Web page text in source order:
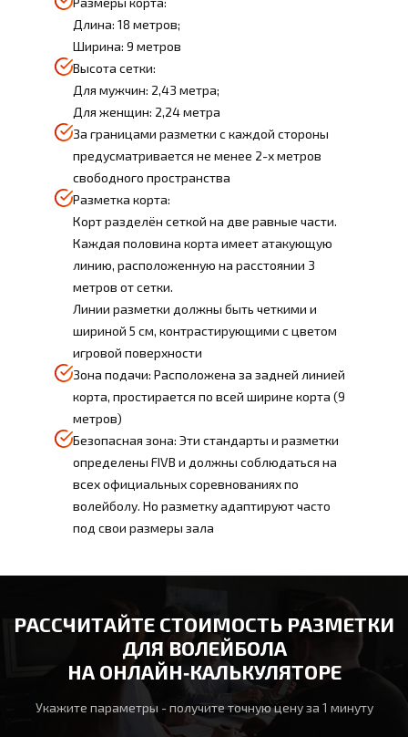
Длина: 18 метров;
Ширина: 9 метров
Высота сетки:
Для мужчин: 2,43 метра;
Для женщин: 2,24 метра
За границами разметки с каждой стороны
предусматривается не менее 2-х метров
свободного пространства
Разметка корта:
Корт разделён сеткой на две равные части.
Каждая половина корта имеет атакующую
линию, расположенную на расстоянии 3
метров от сетки.
Линии разметки должны быть четкими и
шириной 5 см, контрастирующими с цветом
игровой поверхности
Зона подачи: Расположена за задней линией
корта, простирается по всей ширине корта (9
метров)
Безопасная зона: Эти стандарты и разметки
определены FIVB и должны соблюдаться на
всех официальных соревнованиях по
волейболу. Но разметку адаптируют часто
под свои размеры зала
РАССЧИТАЙТЕ СТОИМОСТЬ РАЗМЕТКИ
ДЛЯ ВОЛЕЙБОЛА
НА ОНЛАЙН‑КАЛЬКУЛЯТОРЕ
Укажите параметры - получите точную цену за 1 минуту